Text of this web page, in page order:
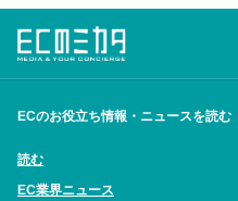
ECのお役立ち情報・ニュースを読む
読む
EC業界ニュース